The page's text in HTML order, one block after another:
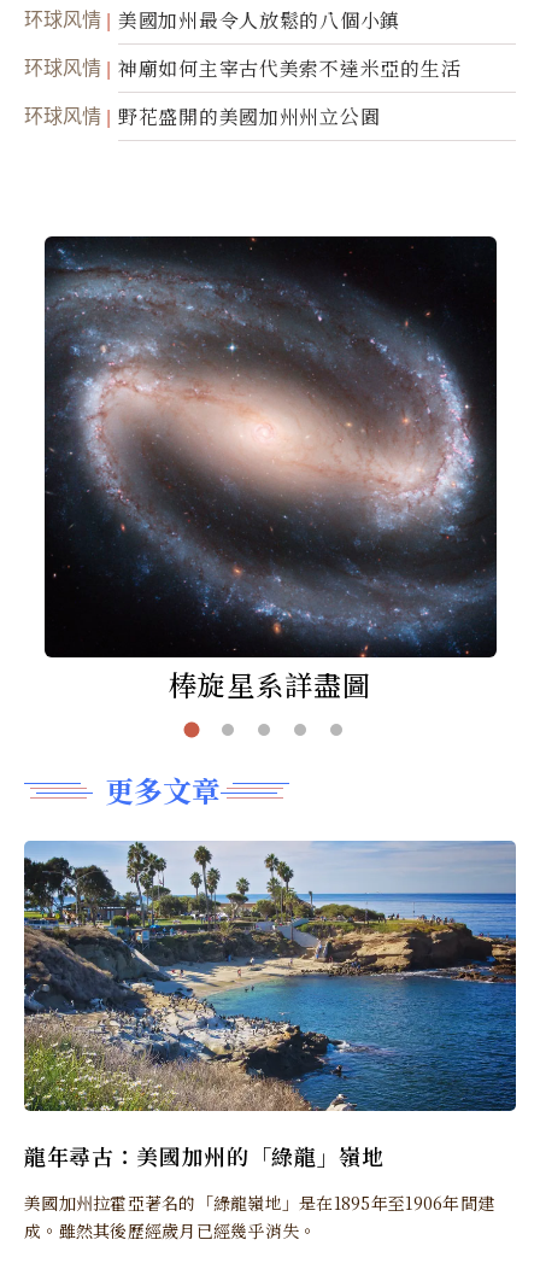
环球风情 美國加州最令人放鬆的八個小鎮
环球风情 神廟如何主宰古代美索不達米亞的生活
环球风情 野花盛開的美國加州州立公園
棒旋星系詳盡圖
更多文章
龍年尋古：美國加州的「綠龍」嶺地
美國加州拉霍亞著名的「綠龍嶺地」是在1895年至1906年間建
成。雖然其後歷經歲月已經幾乎消失。